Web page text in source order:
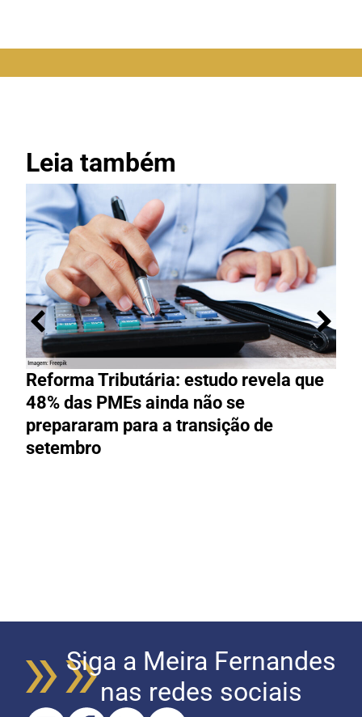
Leia também
Reforma Tributária: estudo revela que
48% das PMEs ainda não se
prepararam para a transição de
setembro
Siga a Meira Fernandes
nas redes sociais